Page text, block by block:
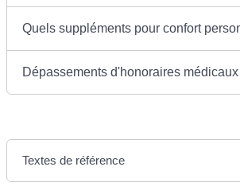
Quels suppléments pour confort
Dépassements d'honoraires médicaux
Textes de référence